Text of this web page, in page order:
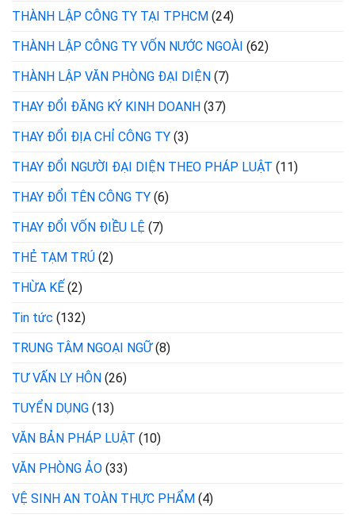
THÀNH LẬP CÔNG TY TẠI TPHCM (24)
THÀNH LẬP CÔNG TY VỐN NƯỚC NGOÀI (62)
THÀNH LẬP VĂN PHÒNG ĐẠI DIỆN (7)
THAY ĐỔI ĐĂNG KÝ KINH DOANH (37)
THAY ĐỔI ĐỊA CHỈ CÔNG TY (3)
THAY ĐỔI NGƯỜI ĐẠI DIỆN THEO PHÁP LUẬT (11)
THAY ĐỔI TÊN CÔNG TY (6)
THAY ĐỔI VỐN ĐIỀU LỆ (7)
THẺ TẠM TRÚ (2)
THỪA KẾ (2)
Tin tức (132)
TRUNG TÂM NGOẠI NGỮ(8)
TƯ VẤN LY HÔN (26)
TUYỂN DỤNG (13)
VĂN BẢN PHÁP LUẬT (10)
VĂN PHÒNG ẢO (33)
VỆ SINH AN TOÀN THỰC PHẨM (4)